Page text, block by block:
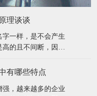
理谈谈
一样，是不会产生
的且不间断，因此
以及实验室呀等行
基离子或氢氧根离
有哪些特点
，越来越多的企业